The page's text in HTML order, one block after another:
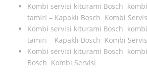
Kombi servisi kiturami Bosch
tamiri – Kapaklı Bosch Kombi
Kombi servisi kiturami Bosch
tamiri – Kapaklı Bosch Kombi
Kombi servisi kiturami Bosch
Bosch Kombi Servisi